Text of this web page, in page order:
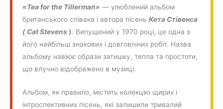
«Tea for the Tillerman» — улюблений альбом
британського співака і автора пісеньКета Стівенса
( Cat Stevens). Випущений у 1970 році, це одна з
його найбільш знакових і довговічних робіт. Назва
альбому навіює образи затишку, тепла та простоти,
що влучно відображено в музиці.
Альбом, як правило, містить колекцію щирих і
інтроспективних пісень, які залишили тривалий